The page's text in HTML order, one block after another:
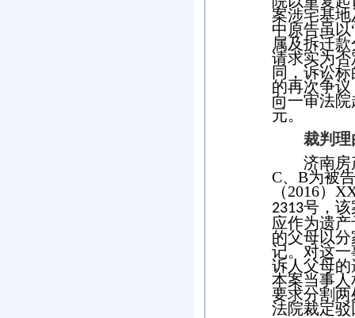
案涉宅基
中原告虽
属及拆迁
请求实为
同，诉讼
的再次争
向一审法
元。
裁判理
济南房
C、 B为被
（2016）
2313号，该
应作为遗
的父母以
记。对这
诉人父母
本案当事
要求分割
法院裁定